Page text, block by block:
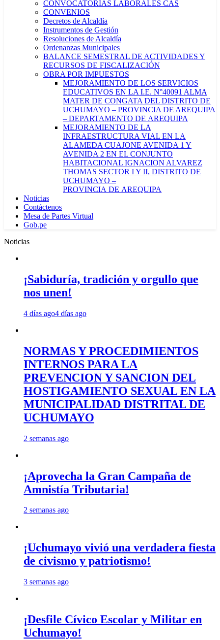
CONVOCATORIAS LABORALES CAS
CONVENIOS
Decretos de Alcaldía
Instrumentos de Gestión
Resoluciones de Alcaldía
Ordenanzas Municipales
BALANCE SEMESTRAL DE ACTIVIDADES Y
RECURSOS DE FISCALIZACIÓN
OBRA POR IMPUESTOS
MEJORAMIENTO DE LOS SERVICIOS
EDUCATIVOS EN LA I.E. N°40091 ALMA
MATER DE CONGATA DEL DISTRITO DE
UCHUMAYO – PROVINCIA DE AREQUIPA
– DEPARTAMENTO DE AREQUIPA
MEJORAMIENTO DE LA
INFRAESTRUCTURA VIAL EN LA
ALAMEDA CUAJONE AVENIDA 1 Y
AVENIDA 2 EN EL CONJUNTO
HABITACIONAL IGNACION ALVAREZ
THOMAS SECTOR I Y II, DISTRITO DE
UCHUMAYO –
PROVINCIA DE AREQUIPA
Noticias
Contáctenos
Mesa de Partes Virtual
Gob.pe
Noticias
¡Sabiduría, tradición y orgullo que
nos unen!
4 días ago4 días ago
NORMAS Y PROCEDIMIENTOS
INTERNOS PARA LA
PREVENCION Y SANCION DEL
HOSTIGAMIENTO SEXUAL EN LA
MUNICIPALIDAD DISTRITAL DE
UCHUMAYO
2 semanas ago
¡Aprovecha la Gran Campaña de
Amnistía Tributaria!
2 semanas ago
¡Uchumayo vivió una verdadera fiesta
de civismo y patriotismo!
3 semanas ago
¡Desfile Cívico Escolar y Militar en
Uchumayo!